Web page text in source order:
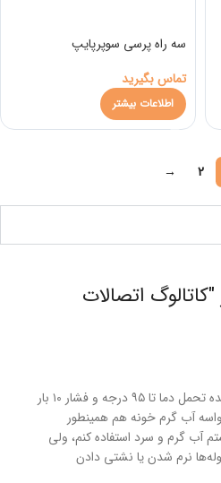
سه راه پرسی سوپرپایپ
تماس بگیرید
اطلاعات بیشتر
2
→
کاتالوگ اتصالات
سلام توی این صفحه گفته شده تحمل دما تا ۹۵ درجه و فشار ۱۰ بار
آب گرم خونه هم همینطور
آب گرم و سرد استفاده کنم، ولی
نرم شدن یا نشتی دادن